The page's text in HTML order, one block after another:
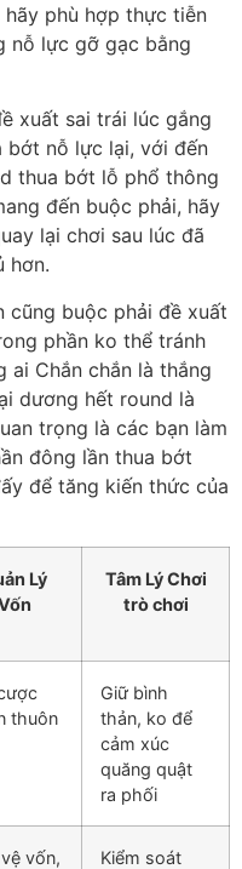
phù hợp thực tiễn
nỗ lực gỡ gạc bằng
xuất sai trái lúc gắng
bớt nỗ lực lại, với đến
thua bớt lỗ phổ thông
đến buộc phải, hãy
lại chơi sau lúc đã
hơn.
cũng buộc phải đề xuất
phần ko thể tránh
ai Chắn chắn là thắng
dương hết round là
trọng là các bạn làm
đông lần thua bớt
để tăng kiến thức của
Lý
Tâm Lý Chơi
trò chơi
thuôn
Giữ bình
thản, ko để
cảm xúc
quăng quật
ra phối
vốn,
Kiểm soát